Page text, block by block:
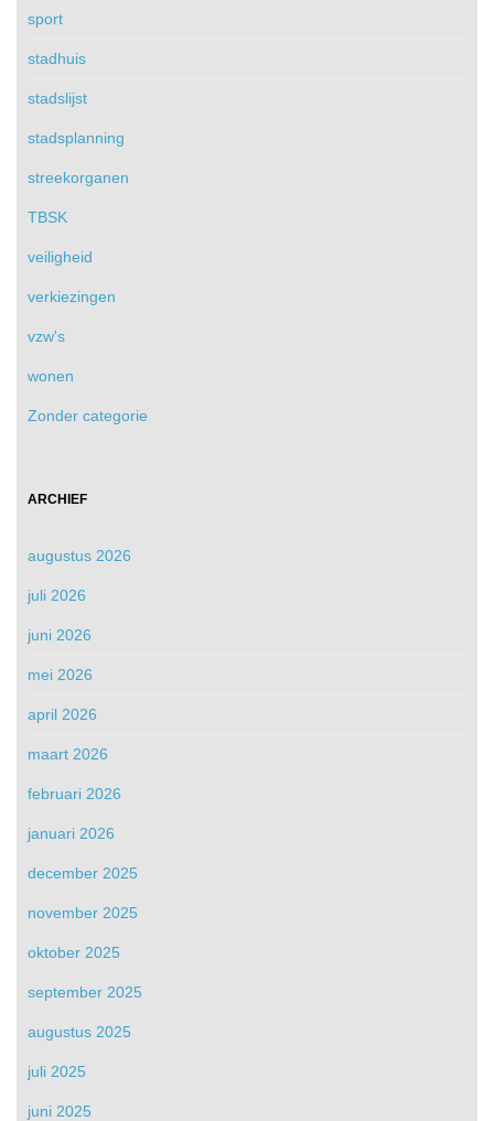
sport
stadhuis
stadslijst
stadsplanning
streekorganen
TBSK
veiligheid
verkiezingen
vzw's
wonen
Zonder categorie
ARCHIEF
augustus 2026
juli 2026
juni 2026
mei 2026
april 2026
maart 2026
februari 2026
januari 2026
december 2025
november 2025
oktober 2025
september 2025
augustus 2025
juli 2025
juni 2025